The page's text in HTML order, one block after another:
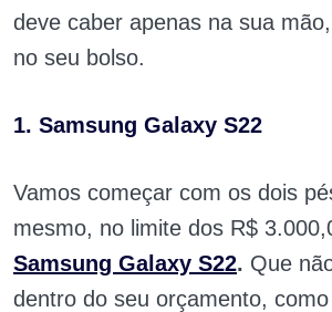
deve caber apenas na sua
no seu bolso.
1. Samsung Galaxy S22
Vamos começar com os dois
mesmo, no limite dos R$
Samsung Galaxy S22. Que
dentro do seu orçamento,